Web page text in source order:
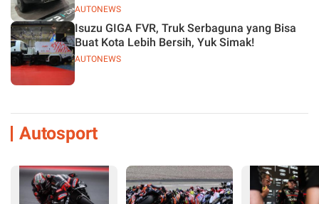
AUTONEWS
AUTONEWS
Isuzu GIGA FVR, Truk Serbaguna yang Bisa
Buat Kota Lebih Bersih, Yuk Simak!
Autosport